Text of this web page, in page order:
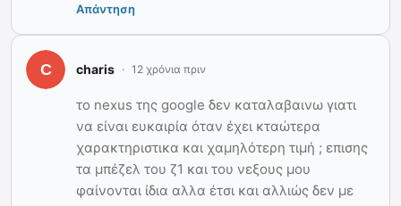
Απάντηση
charis 12 χρόνια πριν
το nexus της google δεν καταλαβαινω γιατι
να είναι ευκαιρία όταν έχει κταώτερα
χαρακτηριστικα και χαμηλότερη τιμή ; επισης
τα μπέζελ του ζ1 και του νεξους μου
φαίνονται ίδια αλλα έτσι και αλλιώς δεν με